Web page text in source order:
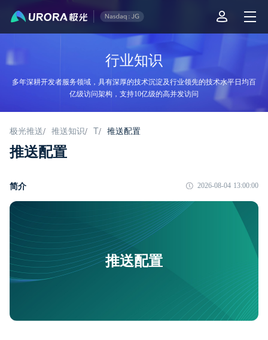
行业知识
多年深耕开发者服务领域，具有深厚的技术沉淀及行业领先的技术水平日均百
亿级访问架构，支持10亿级的高并发访问
极光推送/ 推送知识/ T/ 推送配置
推送配置
简介 2026-08-04 13:00:00
推送配置